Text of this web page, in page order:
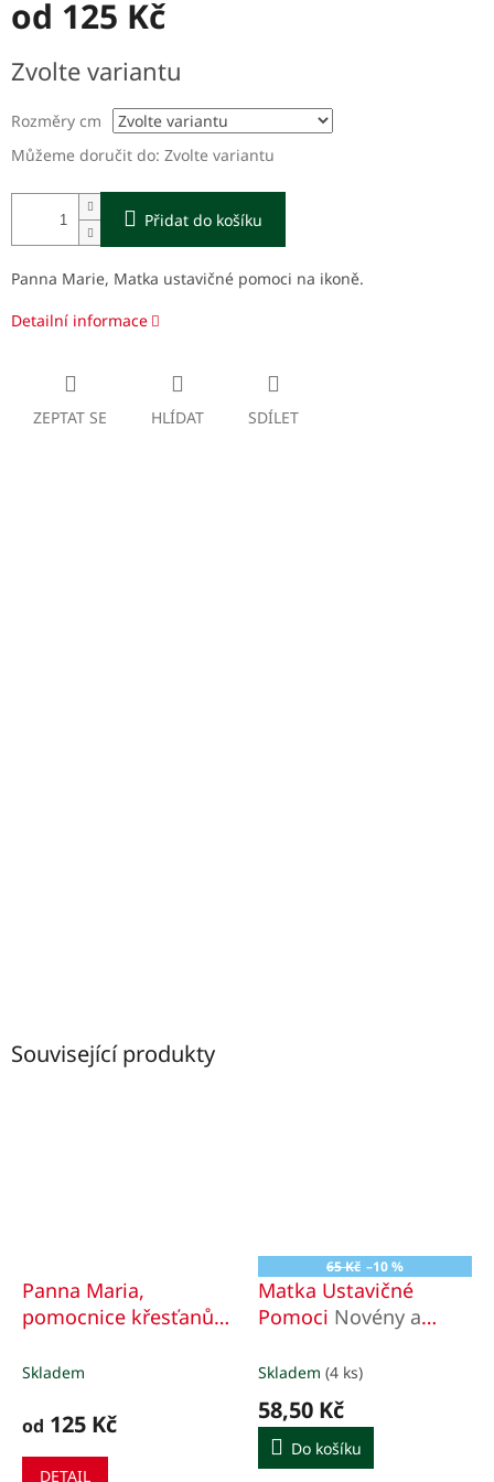
od 125 Kč
cena:
Zvolte variantu
Rozměry cm
Můžeme doručit do: Zvolte variantu
Přidat do košíku
Panna Marie, Matka ustavičné pomoci na ikoně.
Detailní informace
ZEPTAT SE HLÍDAT SDÍLET
Související produkty
Panna Maria,
pomocnice křesťanů
Skladem
od 125 Kč
DETAIL
65 Kč –10 %
Matka Ustavičné
Pomoci Novény a
Skladem (4 ks)
58,50 Kč
Do košíku